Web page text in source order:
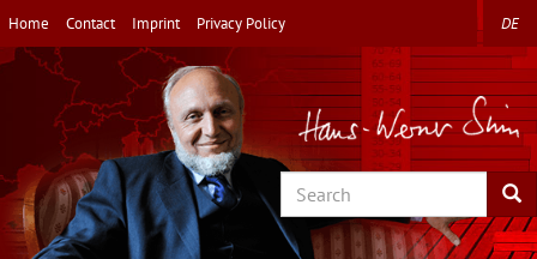
Skip
to
main
Home Contact Imprint Privacy Policy DE
Search